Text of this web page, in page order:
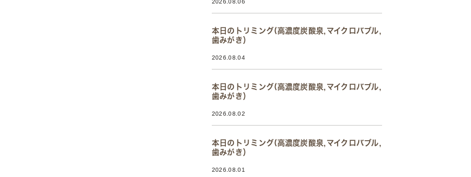
2026.08.06
本日のトリミング(高濃度炭酸泉,マイクロバブル,
歯みがき）
2026.08.04
本日のトリミング(高濃度炭酸泉,マイクロバブル,
歯みがき）
2026.08.02
本日のトリミング(高濃度炭酸泉,マイクロバブル,
歯みがき）
2026.08.01